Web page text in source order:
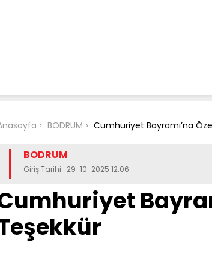
BODRUM Cumhuriyet Bayramı’na
BODRUM
Giriş Tarihi : 29-10-2025 12:06